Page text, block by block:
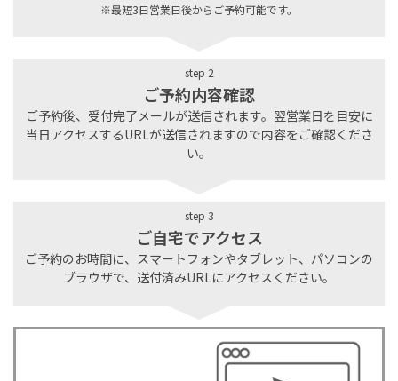
※最短3日営業日後からご予約可能です。
step 2
ご予約内容確認
ご予約後、受付完了メールが送信されます。翌営業日を目安に
当日アクセスするURLが送信されますので内容をご確認くださ
い。
step 3
ご自宅でアクセス
ご予約のお時間に、スマートフォンやタブレット、パソコンの
ブラウザで、送付済みURLにアクセスください。